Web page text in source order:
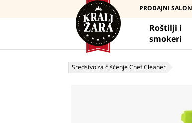
PRODAJNI SALON
Roštilji i
smokeri
Sredstvo za čišćenje Chef Cleaner